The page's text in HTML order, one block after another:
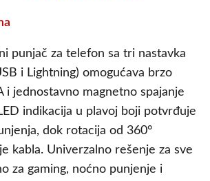
punjač za telefon sa tri nastavka
i Lightning) omogućava brzo
i jednostavno magnetno spajanje
indikacija u plavoj boji potvrđuje
dok rotacija od 360°
kabla. Univerzalno rešenje za sve
za gaming, noćno punjenje i